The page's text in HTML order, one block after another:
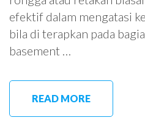
efektif dalam mengatasi
bila di terapkan pada
basement …
READ MORE